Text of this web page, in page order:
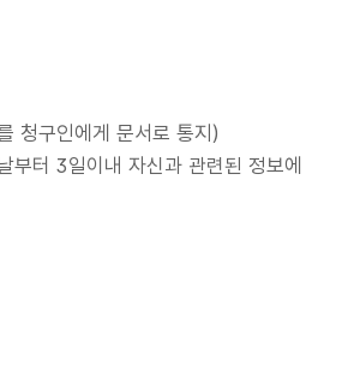
청구인에게 문서로 통지)
터 3일이내 자신과 관련된 정보에